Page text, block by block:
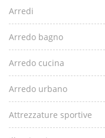
Arredi
Arredo bagno
Arredo cucina
Arredo urbano
Attrezzature sportive